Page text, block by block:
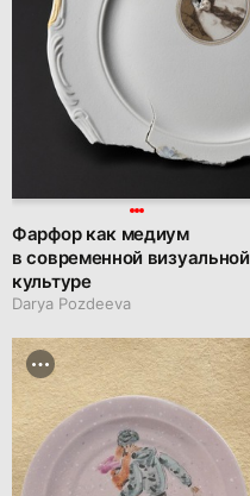
Фарфор как медиум
в современной визуальной
культуре
Darya Pozdeeva